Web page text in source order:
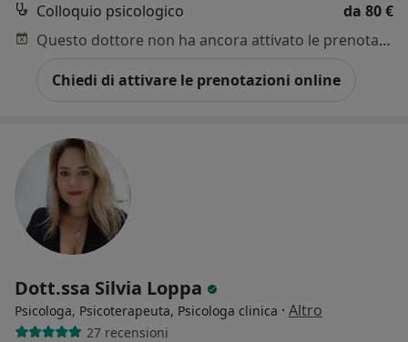
Colloquio psicologico
da 80 €
Questo dottore non ha ancora attivato le prenotazioni online presso questo indirizzo.
Chiedi di attivare le prenotazioni online
Dott.ssa Silvia Loppa
Psicologa, Psicoterapeuta, Psicologa clinica · Altro
27 recensioni